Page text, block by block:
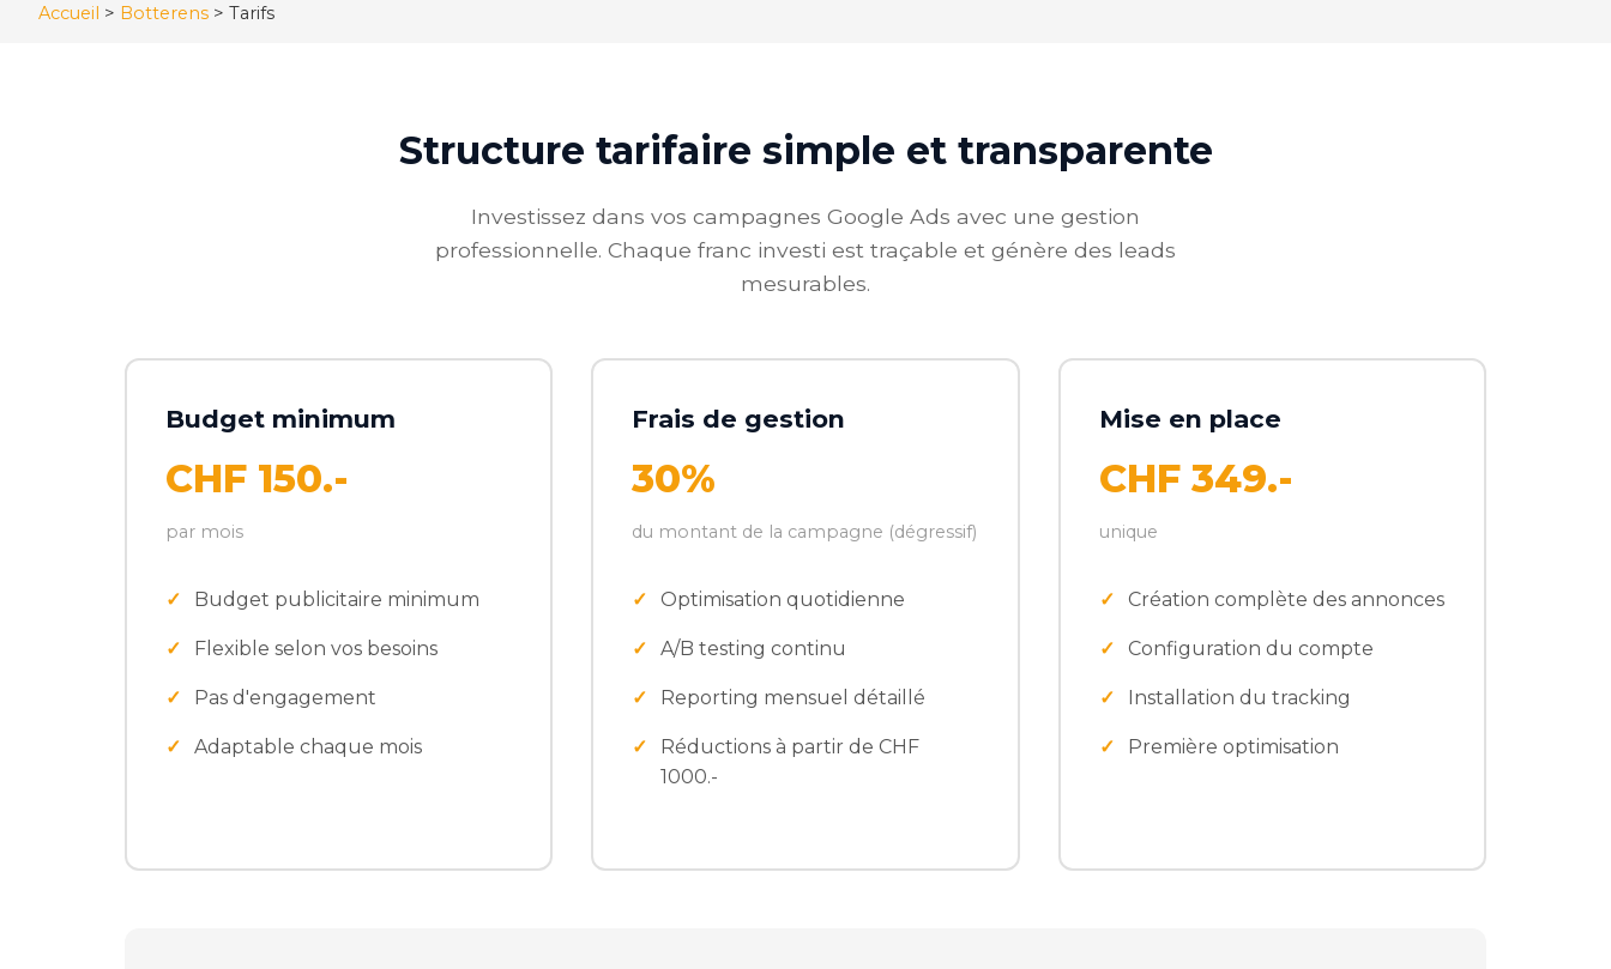
Accueil > Botterens > Tarifs
Structure tarifaire simple et transparente
Investissez dans vos campagnes Google Ads avec une gestion
professionnelle. Chaque franc investi est traçable et génère des leads
mesurables.
Budget minimum
CHF 150.-
par mois
Budget publicitaire minimum
Flexible selon vos besoins
Pas d'engagement
Adaptable chaque mois
Frais de gestion
30%
du montant de la campagne (dégressif)
Optimisation quotidienne
A/B testing continu
Reporting mensuel détaillé
Réductions à partir de CHF
1000.-
Mise en place
CHF 349.-
unique
Création complète des annonces
Configuration du compte
Installation du tracking
Première optimisation